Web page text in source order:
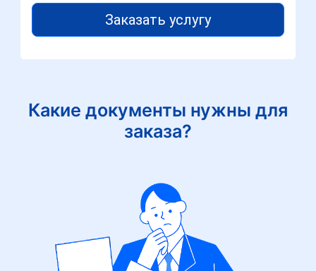
Заказать услугу
Какие документы нужны для
заказа?